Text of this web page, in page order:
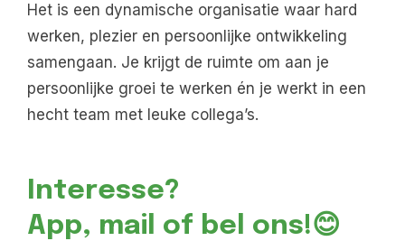
Het is een dynamische organisatie waar hard
werken, plezier en persoonlijke ontwikkeling
samengaan. Je krijgt de ruimte om aan je
persoonlijke groei te werken én je werkt in een
hecht team met leuke collega’s.
Interesse?
App, mail of bel ons!😊